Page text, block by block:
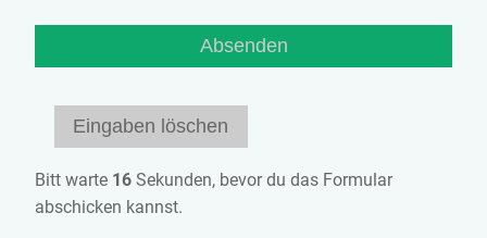
Bitt warte 15 Sekunden, bevor du das Formular
abschicken kannst.